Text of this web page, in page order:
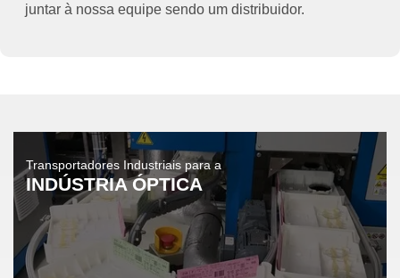
juntar à nossa equipe sendo um distribuidor.
Transportadores Industriais para a
INDÚSTRIA ÓPTICA